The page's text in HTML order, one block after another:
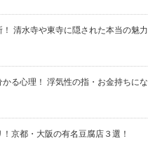
清水寺や東寺に隠された本当の魅力
る心理！ 浮気性の指・お金持ちにな
京都・大阪の有名豆腐店３選！